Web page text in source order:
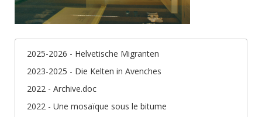
2025-2026 - Helvetische Migranten
2023-2025 - Die Kelten in Avenches
2022 - Archive.doc
2022 - Une mosaïque sous le bitume